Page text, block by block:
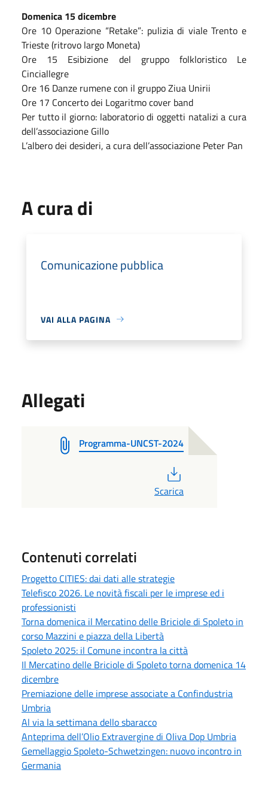
Domenica 15 dicembre
Ore 10 Operazione “Retake”: pulizia di viale Trento e
Trieste (ritrovo largo Moneta)
Ore 15 Esibizione del gruppo folkloristico Le
Cinciallegre
Ore 16 Danze rumene con il gruppo Ziua Unirii
Ore 17 Concerto dei Logaritmo cover band
Per tutto il giorno: laboratorio di oggetti natalizi a cura
dell’associazione Gillo
L’albero dei desideri, a cura dell’associazione Peter Pan
A cura di
Comunicazione pubblica
VAI ALLA PAGINA
Allegati
Programma-UNCST-2024
Scarica
Contenuti correlati
Progetto CITIES: dai dati alle strategie
Telefisco 2026. Le novità fiscali per le imprese ed i
professionisti
Torna domenica il Mercatino delle Briciole di Spoleto in
corso Mazzini e piazza della Libertà
Spoleto 2025: il Comune incontra la città
Il Mercatino delle Briciole di Spoleto torna domenica 14
dicembre
Premiazione delle imprese associate a Confindustria
Umbria
Al via la settimana dello sbaracco
Anteprima dell’Olio Extravergine di Oliva Dop Umbria
Gemellaggio Spoleto-Schwetzingen: nuovo incontro in
Germania